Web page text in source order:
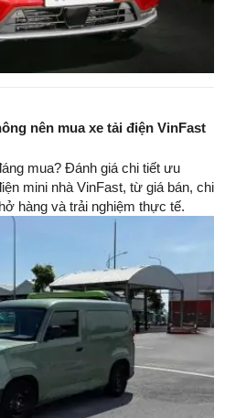
nên mua xe tải điện VinFast
mua? Đánh giá chi tiết ưu
mini nhà VinFast, từ giá bán, chi
hàng và trải nghiệm thực tế.